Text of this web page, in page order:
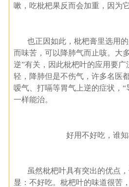
嗽，吃枇杷果反而会加重，因为
也正因如此，枇杷膏里选用
而味苦，可以降肺气而止咳。大
逆”有关，因此枇杷叶的应用要
轻，降肺但是不伤气，许多名医
嗳气、打嗝等胃气上逆的症状，
一样能治。
好用不好吃，谁
虽然枇杷叶具有突出的优点
显：不好吃。枇杷叶的味道很苦